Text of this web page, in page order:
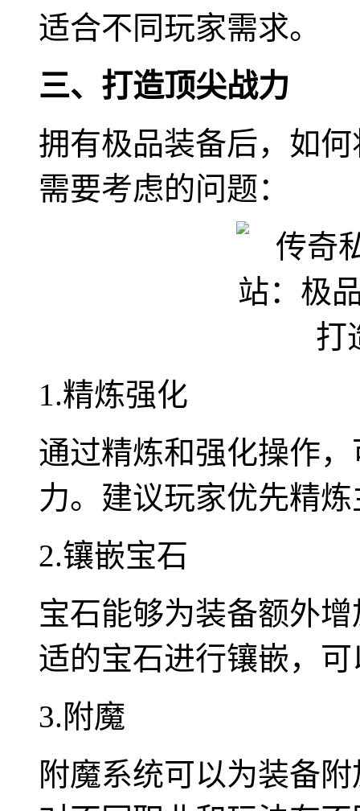
适合不同玩家需求。
三、打造顶尖战力
拥有极品装备后，如
需要考虑的问题：
1.精炼强化
通过精炼和强化操作
力。建议玩家优先精
2.镶嵌宝石
宝石能够为装备额外
适的宝石进行镶嵌，
3.附魔
附魔系统可以为装备